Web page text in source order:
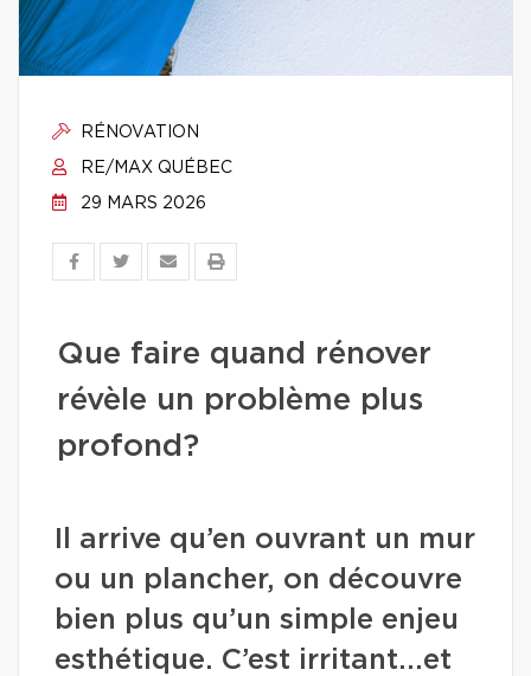
RÉNOVATION
RE/MAX QUÉBEC
29 MARS 2026
Que faire quand rénover
révèle un problème plus
profond?
Il arrive qu’en ouvrant un mur
ou un plancher, on découvre
bien plus qu’un simple enjeu
esthétique. C’est irritant...et